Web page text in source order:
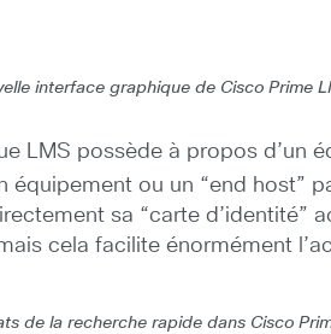
interface graphique de Cisco Prime
LMS possède à propos d’un
ou un “end host”
sa “carte d’identité”
cela facilite énormément
de la recherche rapide dans Cisco